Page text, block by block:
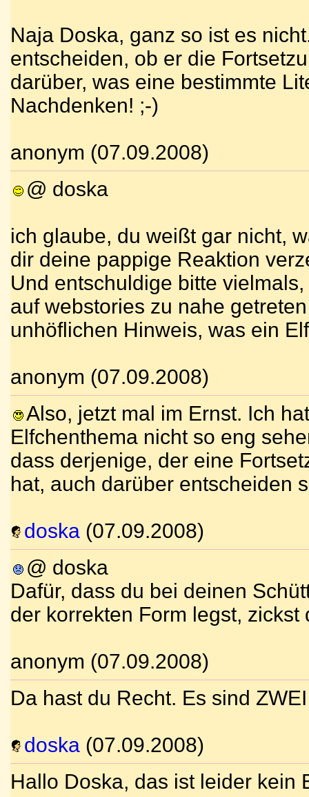
Naja Doska, ganz so ist es
entscheiden, ob er die
darüber, was eine bestimmte
Nachdenken! ;-)
anonym (07.09.2008)
@ doska
ich glaube, du weißt gar nicht,
dir deine pappige Reaktion
Und entschuldige bitte
auf webstories zu nahe
unhöflichen Hinweis, was ein
anonym (07.09.2008)
Also, jetzt mal im Ernst. Ich
Elfchenthema nicht so eng
dass derjenige, der eine
hat, auch darüber entscheiden
doska (07.09.2008)
@ doska
Dafür, dass du bei deinen
der korrekten Form legst,
anonym (07.09.2008)
Da hast du Recht. Es sind
doska (07.09.2008)
Hallo Doska, das ist leider kein